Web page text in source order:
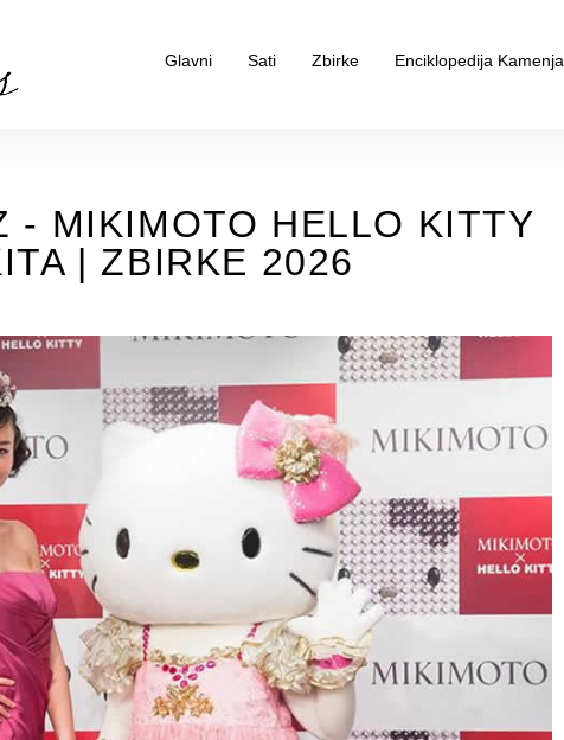
Glavni Sati Zbirke Enciklopedija Kamenja
- MIKIMOTO HELLO KITTY
| ZBIRKE 2026